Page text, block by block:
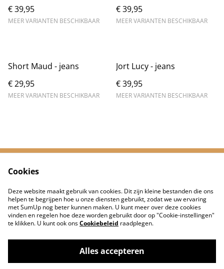
€ 39,95
MEER VARIANTEN BESCHIKBAAR
€ 39,95
MEER VARIANTEN BESCHIKBAAR
Short Maud - jeans
€ 29,95
MEER VARIANTEN BESCHIKBAAR
Jort Lucy - jeans
€ 39,95
MEER VARIANTEN BESCHIKBAAR
Neem contact met
ons op
Privacybeleid
Cookiebeleid
©2026De Jongens van Hip Bedrukt
Cookies
Deze website maakt gebruik van cookies. Dit zijn kleine bestanden die ons
helpen te begrijpen hoe u onze diensten gebruikt, zodat we uw ervaring
met SumUp nog beter kunnen maken. U kunt meer over deze cookies
vinden en regelen hoe deze worden gebruikt door op "Cookie-instellingen"
te klikken. U kunt ook onsCookiebeleid raadplegen.
Alles accepteren